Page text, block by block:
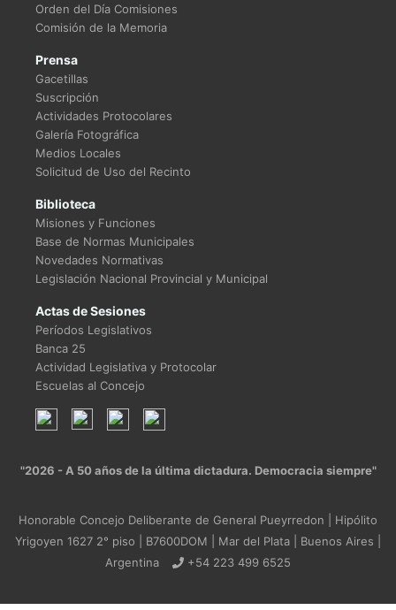
Orden del Día Comisiones
Comisión de la Memoria
Prensa
Gacetillas
Suscripción
Actividades Protocolares
Galería Fotográfica
Medios Locales
Solicitud de Uso del Recinto
Biblioteca
Misiones y Funciones
Base de Normas Municipales
Novedades Normativas
Legislación Nacional Provincial y Municipal
Actas de Sesiones
Períodos Legislativos
Banca 25
Actividad Legislativa y Protocolar
Escuelas al Concejo
"2026 - A 50 años de la última dictadura. Democracia siempre"
Honorable Concejo Deliberante de General Pueyrredon | Hipólito
Yrigoyen 1627 2° piso | B7600DOM | Mar del Plata | Buenos Aires |
Argentina
+54 223 499 6525